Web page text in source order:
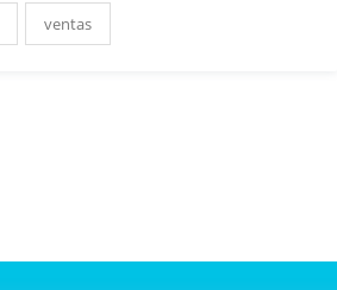
ventas